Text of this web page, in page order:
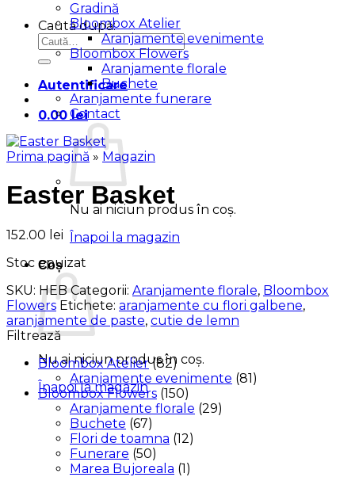
Caută după:
Autentificare
0.00lei
Nu ai niciun produs în coș.
Înapoi la magazin
Coș
Nu ai niciun produs în coș.
Înapoi la magazin
Gradină
Bloombox Atelier
Aranjamente evenimente
Bloombox Flowers
Aranjamente florale
Buchete
Aranjamente funerare
Contact
Prima pagină » Magazin
Easter Basket
152.00 lei
Stoc epuizat
SKU: HEB Categorii: Aranjamente florale, Bloombox
Flowers Etichete: aranjamente cu flori galbene,
aranjamente de paste, cutie de lemn
Filtrează
Bloombox Atelier (82)
Aranjamente evenimente (81)
Bloombox Flowers (150)
Aranjamente florale (29)
Buchete (67)
Flori de toamna (12)
Funerare (50)
Marea Bujoreala (1)